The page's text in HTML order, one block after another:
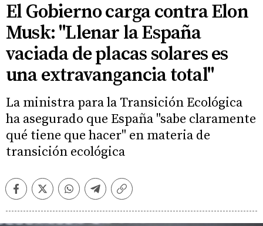
El Gobierno carga contra Elon
Musk: "Llenar la España
vaciada de placas solares es
una extravangancia total"
La ministra para la Transición Ecológica
ha asegurado que España "sabe claramente
qué tiene que hacer" en materia de
transición ecológica
FacebookTwitterWhatsappTelegramCopiar